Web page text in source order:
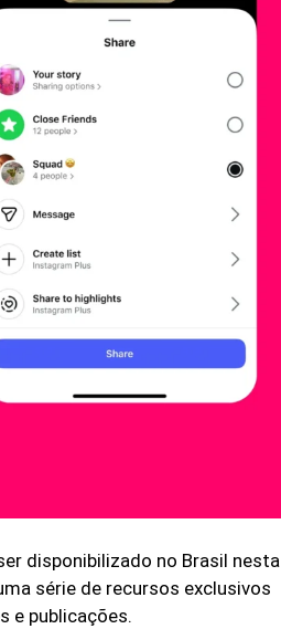
disponibilizado no Brasil nesta
série de recursos exclusivos
e publicações.